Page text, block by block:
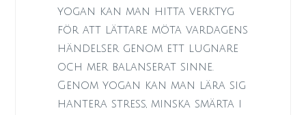
yogan kan man hitta verktyg
för att lättare möta vardagens
händelser genom ett lugnare
och mer balanserat sinne.
Genom yogan kan man lära sig
hantera stress, minska smärta i